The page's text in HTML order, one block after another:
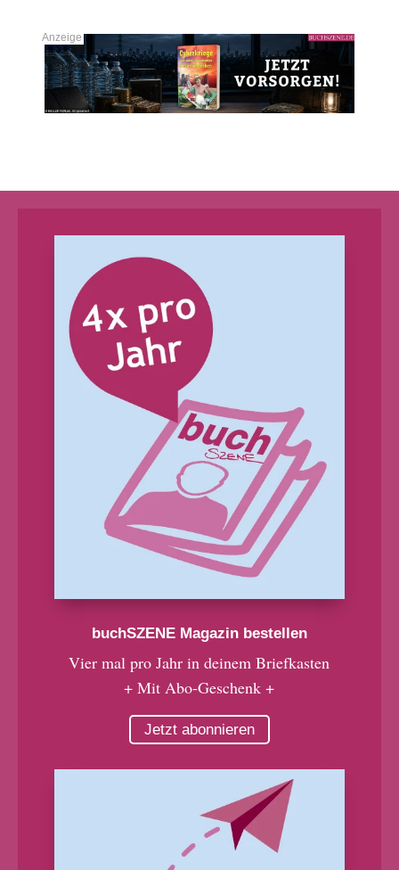
buchSZENE Magazin bestellen
Vier mal pro Jahr in deinem Briefkasten
+ Mit Abo-Geschenk +
Jetzt abonnieren